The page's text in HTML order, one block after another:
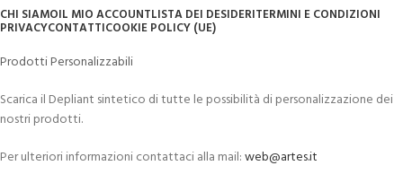
CHI SIAMOIL MIO ACCOUNTLISTA DEI DESIDERITERMINI E CONDIZIONI
PRIVACYCONTATTICOOKIE POLICY (UE)
Prodotti Personalizzabili
Scarica il Depliant sintetico di tutte le possibilità di personalizzazione dei
nostri prodotti.
Per ulteriori informazioni contattaci alla mail:web@artes.it